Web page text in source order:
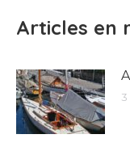
Articles en